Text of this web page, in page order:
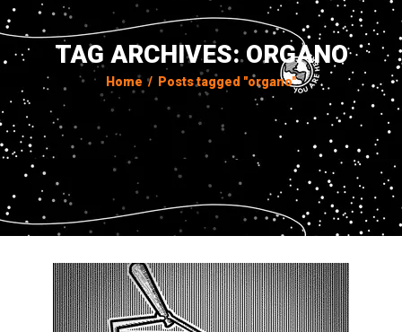
TAG ARCHIVES: ORGANO
Home / Posts tagged "organo"